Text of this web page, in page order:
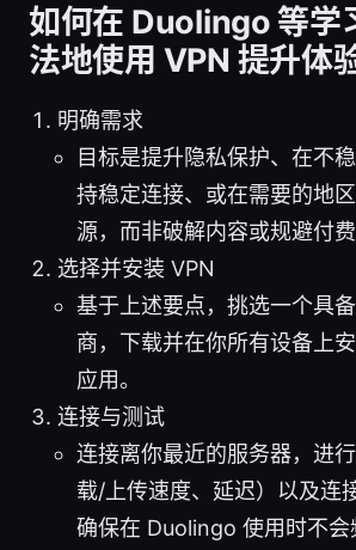
如何在 Duolingo 等学
法地使用 VPN 提升体
明确需求
目标是提升隐私保护、在不
持稳定连接、或在需要的地
源，而非破解内容或规避付费
选择并安装 VPN
基于上述要点，挑选一个具
商，下载并在你所有设备上
应用。
连接与测试
连接离你最近的服务器，进
载/上传速度、延迟）以及连
确保在 Duolingo 使用时不会